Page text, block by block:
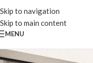
Skip to navigation
Skip to main content
MENU